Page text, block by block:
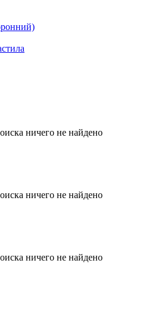
ничего не найдено
ничего не найдено
ничего не найдено